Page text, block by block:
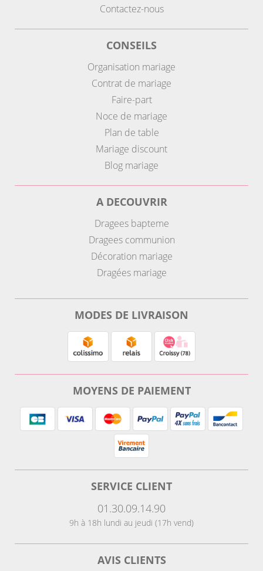
Contactez-nous
CONSEILS
Organisation mariage
Contrat de mariage
Faire-part
Noce de mariage
Plan de table
Mariage discount
Blog mariage
A DECOUVRIR
Dragees bapteme
Dragees communion
Décoration mariage
Dragées mariage
MODES DE LIVRAISON
MOYENS DE PAIEMENT
SERVICE CLIENT
01.30.09.14.90
9h à 18h lundi au jeudi (17h vend)
AVIS CLIENTS